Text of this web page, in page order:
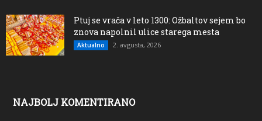
Ptuj se vrača v leto 1300: Ožbaltov sejem bo
znova napolnil ulice starega mesta
Aktualno 2. avgusta, 2026
NAJBOLJ KOMENTIRANO